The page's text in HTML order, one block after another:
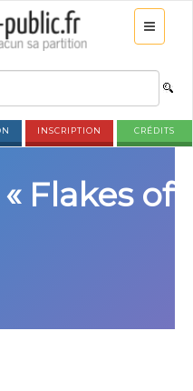
INSCRIPTION CRÉDITS
Flakes of